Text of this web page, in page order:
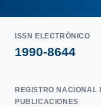
ISSN ELECTRÓNICO
1990-8644
REGISTRO NACIONAL
PUBLICACIONES